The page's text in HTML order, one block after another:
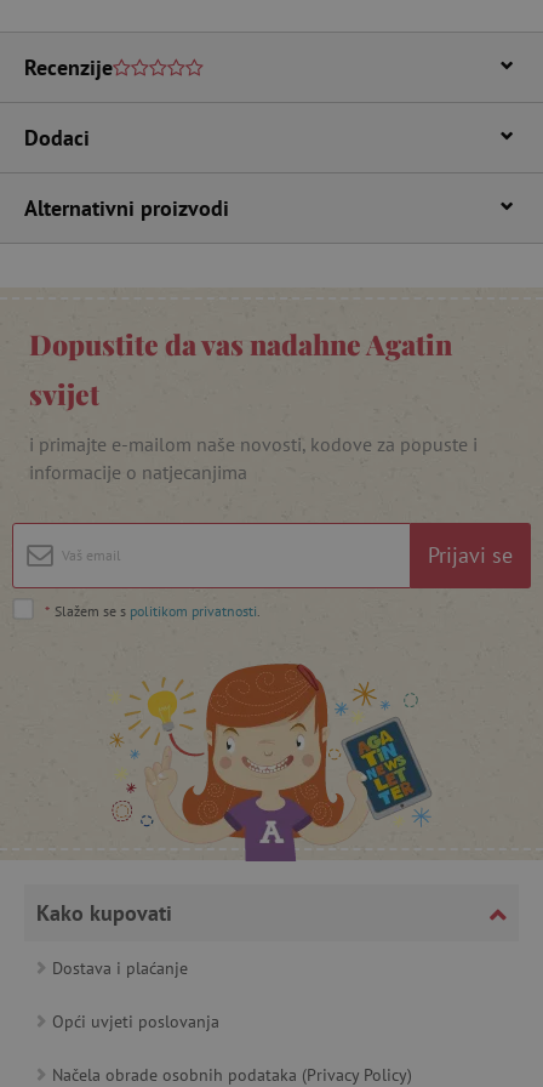
Recenzije
Dodaci
Alternativni proizvodi
Dopustite da vas nadahne Agatin
svijet
i primajte e-mailom naše novosti, kodove za popuste i
informacije o natjecanjima
Prijavi se
* Slažem se s politikom privatnosti
Kako kupovati
Dostava i plaćanje
Opći uvjeti poslovanja
Načela obrade osobnih podataka (Privacy Policy)
www.agatinsvijet.hr
lastVisitedProduct www.agatinsvijet.hr
_lb_ccc .agatinsvijet.hr
featureFlagCheckoutExperimentVariant www.agatinsvijet.hr
product_filter_remember www.agatinsvijet.hr
PHPSESSID
Googleovu politiku privatnosti